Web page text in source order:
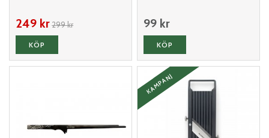
249 kr299 kr
KÖP
99 kr
KÖP
KAMPANJ